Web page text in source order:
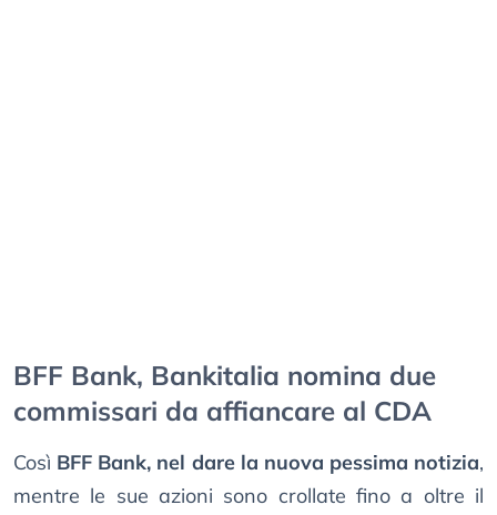
BFF Bank, Bankitalia nomina due
commissari da affiancare al CDA
Così BFF Bank, nel dare la nuova pessima notizia,
mentre le sue azioni sono crollate fino a oltre il